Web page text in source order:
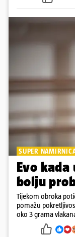
SUPER
Evo kada
bolju
Tijekom obroka
pomažu
oko 3 grama